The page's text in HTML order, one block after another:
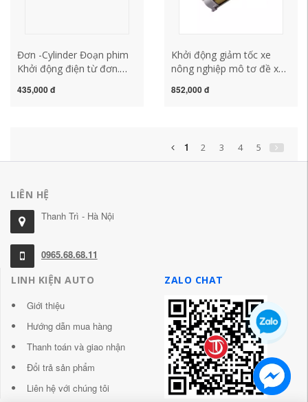
Đơn -Cylinder Đoạn phim
Khởi động điện từ đơn.
từ tính cu de oto cấu tạo
435,000 đ
Khởi động giảm tốc xe
nông nghiệp mô tơ đề xe
tô
852,000 đ
1 2 3 4 5
LIÊN HỆ
Thanh Trì - Hà Nội
0965.68.68.11
LINH KIỆN AUTO
Giới thiệu
Hướng dẫn mua hàng
Thanh toán và giao nhận
Đổi trả sản phẩm
Liên hệ với chúng tôi
ZALO CHAT